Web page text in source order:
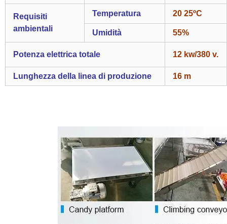
Requisiti
ambientali
Temperatura 20 25ºC
Umidità 55%
Potenza elettrica totale 12 kw/380 v.
Lunghezza della linea di produzione 16 m